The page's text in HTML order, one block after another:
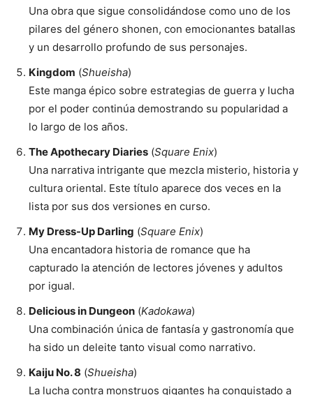
Una obra que sigue consolidándose como uno de los
pilares del género shonen, con emocionantes batallas
y un desarrollo profundo de sus personajes.
Kingdom (Shueisha)
Este manga épico sobre estrategias de guerra y lucha
por el poder continúa demostrando su popularidad a
lo largo de los años.
The Apothecary Diaries (Square Enix)
Una narrativa intrigante que mezcla misterio, historia y
cultura oriental. Este título aparece dos veces en la
lista por sus dos versiones en curso.
My Dress-Up Darling (Square Enix)
Una encantadora historia de romance que ha
capturado la atención de lectores jóvenes y adultos
por igual.
Delicious in Dungeon (Kadokawa)
Una combinación única de fantasía y gastronomía que
ha sido un deleite tanto visual como narrativo.
Kaiju No. 8 (Shueisha)
La lucha contra monstruos gigantes ha conquistado a